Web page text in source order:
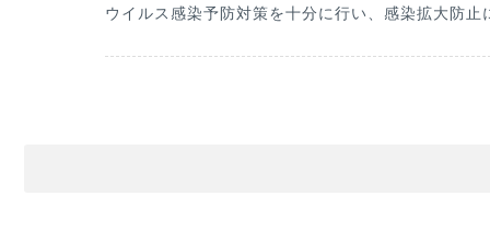
ウイルス感染予防対策を十分に行い、感染拡大防止